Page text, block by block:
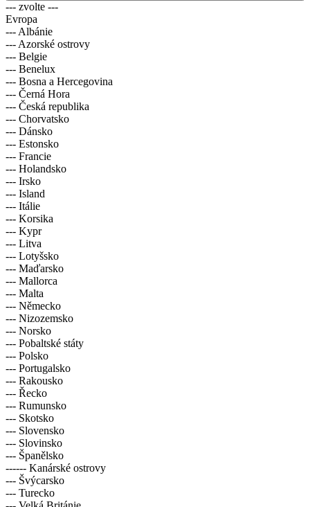
--- zvolte ---
Evropa
--- Albánie
--- Azorské ostrovy
--- Belgie
--- Benelux
--- Bosna a Hercegovina
--- Černá Hora
--- Česká republika
--- Chorvatsko
--- Dánsko
--- Estonsko
--- Francie
--- Holandsko
--- Irsko
--- Island
--- Itálie
--- Korsika
--- Kypr
--- Litva
--- Lotyšsko
--- Maďarsko
--- Mallorca
--- Malta
--- Německo
--- Nizozemsko
--- Norsko
--- Pobaltské státy
--- Polsko
--- Portugalsko
--- Rakousko
--- Řecko
--- Rumunsko
--- Skotsko
--- Slovensko
--- Slovinsko
--- Španělsko
------ Kanárské ostrovy
--- Švýcarsko
--- Turecko